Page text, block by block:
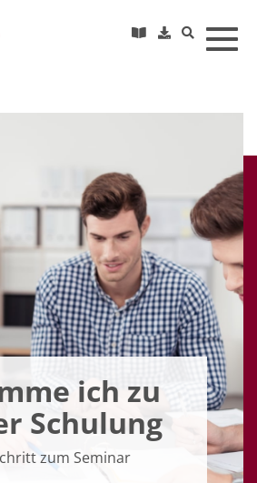
ich zu
Schulung
zum Seminar